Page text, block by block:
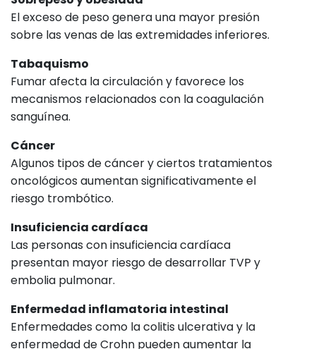
El exceso de peso genera una mayor presión
sobre las venas de las extremidades inferiores.
Tabaquismo
Fumar afecta la circulación y favorece los
mecanismos relacionados con la coagulación
sanguínea.
Cáncer
Algunos tipos de cáncer y ciertos tratamientos
oncológicos aumentan significativamente el
riesgo trombótico.
Insuficiencia cardíaca
Las personas con insuficiencia cardíaca
presentan mayor riesgo de desarrollar TVP y
embolia pulmonar.
Enfermedad inflamatoria intestinal
Enfermedades como la colitis ulcerativa y la
enfermedad de Crohn pueden aumentar la